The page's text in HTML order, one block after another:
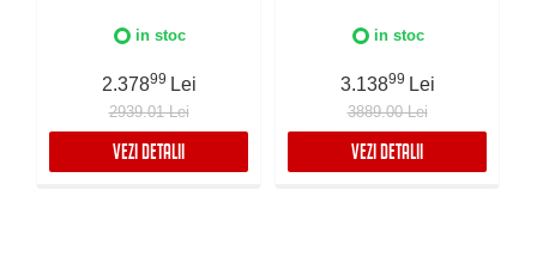
plita si hota Falmec,
5 ani, Neagra
in stoc
2.37899 Lei
2939.01 Lei
VEZI DETALII
si Dimabila, Inox AISI 304
in stoc
3.13899 Lei
3889.00 Lei
VEZI DETALII